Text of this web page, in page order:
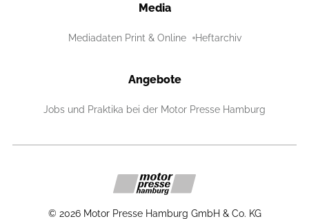
Media
Mediadaten Print & Online Heftarchiv
Angebote
Jobs und Praktika bei der Motor Presse Hamburg
© 2026 Motor Presse Hamburg GmbH & Co. KG